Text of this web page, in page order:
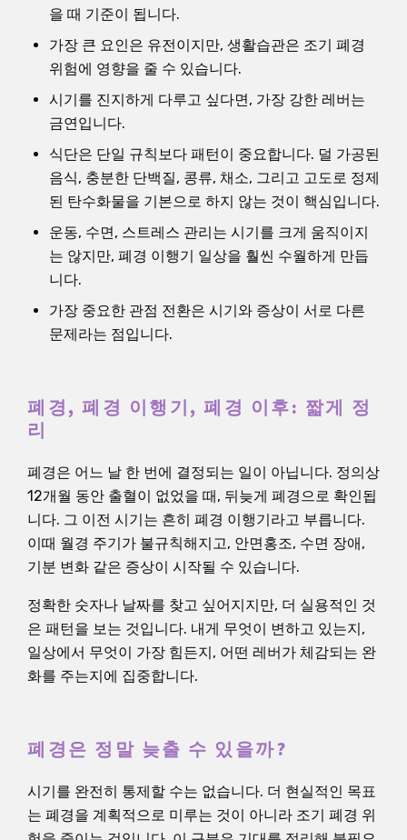
을 때 기준이 됩니다.
가장 큰 요인은 유전이지만, 생활습관은 조기 폐경
위험에 영향을 줄 수 있습니다.
시기를 진지하게 다루고 싶다면, 가장 강한 레버는
금연입니다.
식단은 단일 규칙보다 패턴이 중요합니다. 덜 가공된
음식, 충분한 단백질, 콩류, 채소, 그리고 고도로 정제
된 탄수화물을 기본으로 하지 않는 것이 핵심입니다.
운동, 수면, 스트레스 관리는 시기를 크게 움직이지
는 않지만, 폐경 이행기 일상을 훨씬 수월하게 만듭
니다.
가장 중요한 관점 전환은 시기와 증상이 서로 다른
문제라는 점입니다.
폐경, 폐경 이행기, 폐경 이후: 짧게 정
리
폐경은 어느 날 한 번에 결정되는 일이 아닙니다. 정의상
12개월 동안 출혈이 없었을 때, 뒤늦게 폐경으로 확인됩
니다. 그 이전 시기는 흔히 폐경 이행기라고 부릅니다.
이때 월경 주기가 불규칙해지고, 안면홍조, 수면 장애,
기분 변화 같은 증상이 시작될 수 있습니다.
정확한 숫자나 날짜를 찾고 싶어지지만, 더 실용적인 것
은 패턴을 보는 것입니다. 내게 무엇이 변하고 있는지,
일상에서 무엇이 가장 힘든지, 어떤 레버가 체감되는 완
화를 주는지에 집중합니다.
폐경은 정말 늦출 수 있을까?
시기를 완전히 통제할 수는 없습니다. 더 현실적인 목표
는 폐경을 계획적으로 미루는 것이 아니라 조기 폐경 위